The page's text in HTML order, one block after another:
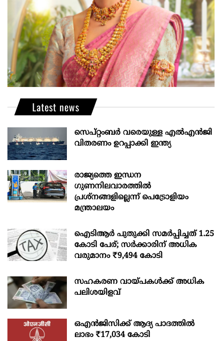
Latest news
സെപ്റ്റംബർ വരെയുള്ള എൽഎൻജി
വിതരണം ഉറപ്പാക്കി ഇന്ത്യ
രാജ്യത്തെ ഇന്ധന
ഗുണനിലവാരത്തില്‍
പ്രശ്‌നങ്ങളില്ലെന്ന് പെട്രോളിയം
മന്ത്രാലയം
ഐടിആര്‍ പുതുക്കി സമർപ്പിച്ചത് 1.25
കോടി പേര്; സർക്കാരിന് അധിക
വരുമാനം ₹9,494 കോടി
സഹകരണ വായ്പകള്‍ക്ക് അധിക
പലിശയിളവ്
ഒഎന്‍ജിസിക്ക് ആദ്യ പാദത്തില്‍
ലാഭം ₹17,034 കോടി